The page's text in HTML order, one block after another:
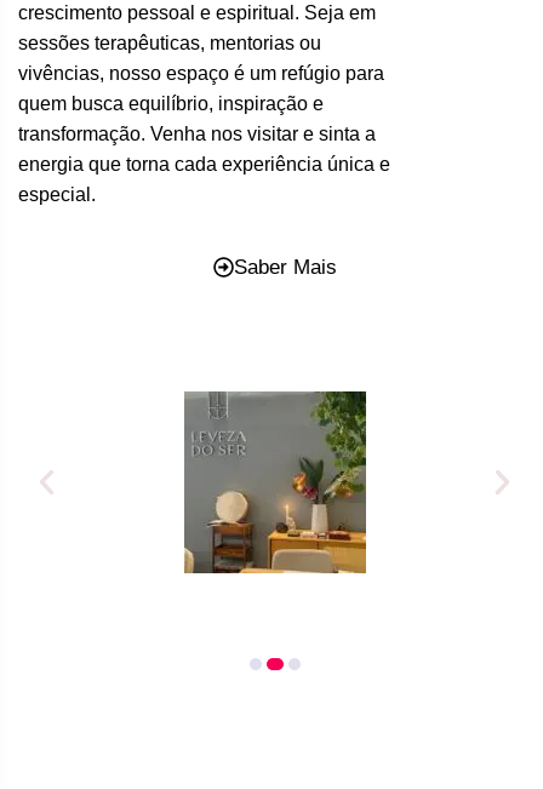
crescimento pessoal e espiritual. Seja em
sessões terapêuticas, mentorias ou
vivências, nosso espaço é um refúgio para
quem busca equilíbrio, inspiração e
transformação. Venha nos visitar e sinta a
energia que torna cada experiência única e
especial.
Saber Mais